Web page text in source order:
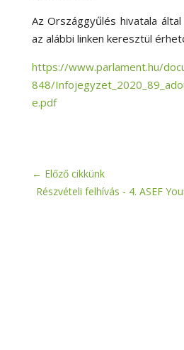
Az Országgyűlés hivatala
az alábbi linken keresztül
https://www.parlament.hu/
848/
e.pdf
← Előző cikkünk
Részvételi felhívás - 4. ASEF